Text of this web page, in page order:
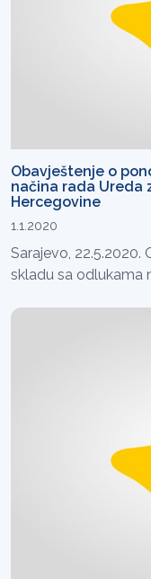
Obavještenje o
načina rada Ureda
Hercegovine
1.1.2020
Sarajevo,
skladu sa odlukama